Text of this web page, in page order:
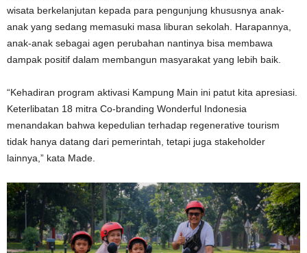
wisata berkelanjutan kepada para pengunjung khususnya anak-
anak yang sedang memasuki masa liburan sekolah. Harapannya,
anak-anak sebagai agen perubahan nantinya bisa membawa
dampak positif dalam membangun masyarakat yang lebih baik.
“Kehadiran program aktivasi Kampung Main ini patut kita apresiasi.
Keterlibatan 18 mitra Co-branding Wonderful Indonesia
menandakan bahwa kepedulian terhadap regenerative tourism
tidak hanya datang dari pemerintah, tetapi juga stakeholder
lainnya,” kata Made.